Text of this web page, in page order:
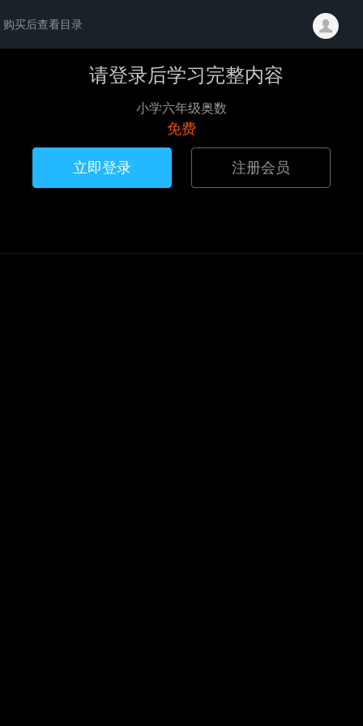
购买后查看目录
请登录后学习完整内容
小学六年级奥数
免费
立即登录 注册会员